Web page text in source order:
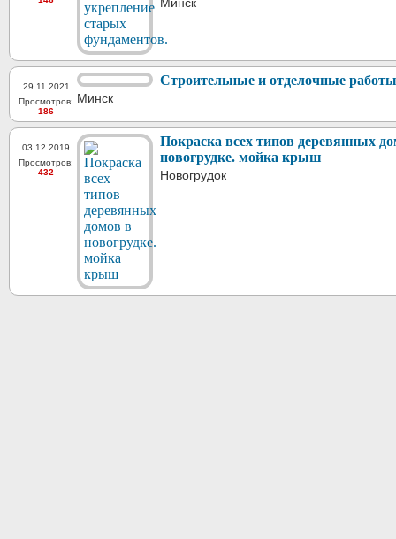
29.11.2021
Просмотров:
186
Строительные и отделочные работы
Минск
03.12.2019
Просмотров:
432
Покраска всех типов деревянных
новогрудке. мойка крыш
Новогрудок